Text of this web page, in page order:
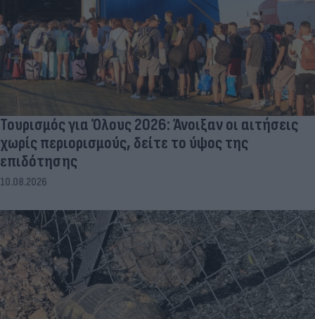
Τουρισμός για Όλους 2026: Άνοιξαν οι αιτήσεις
χωρίς περιορισμούς, δείτε το ύψος της
επιδότησης
10.08.2026